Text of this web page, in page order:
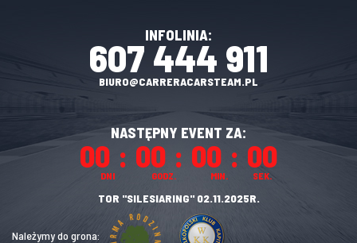
INFOLINIA:
607 444 911
BIURO@CARRERACARSTEAM.PL
NASTĘPNY EVENT ZA:
00
DNI
00
GODZ.
00
MIN.
00
SEK.
TOR "SILESIARING" 02.11.2025R.
Należymy do grona: